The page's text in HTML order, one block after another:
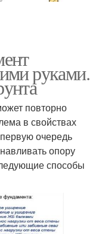
руками.
повторно
в свойствах
очередь
опору
способы